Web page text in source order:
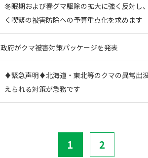
冬眠期および春グマ駆除の拡大に強く反対し
く喫緊の被害防除への予算重点化を求めます
政府がクマ被害対策パッケージを発表
♦️緊急声明♦️北海道・東北等のクマの異常出
えられる対策が急務です
1 2